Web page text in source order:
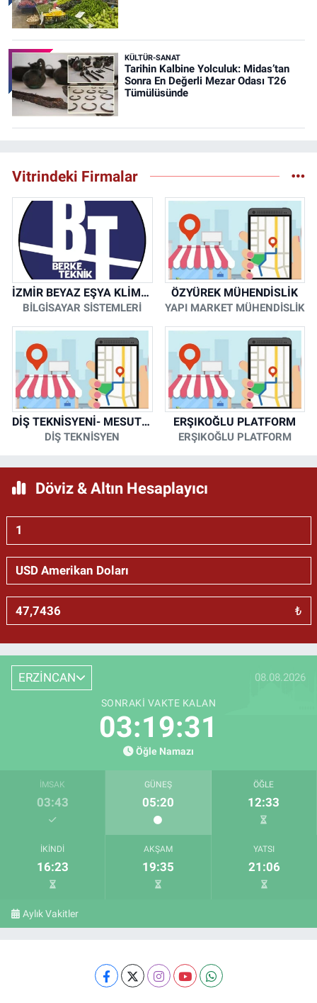
KÜLTÜR-SANAT
Tarihin Kalbine Yolculuk: Midas’tan
Sonra En Değerli Mezar Odası T26
Tümülüsünde
Vitrindeki Firmalar
İZMİR BEYAZ EŞYA KLİMA KOMBİ SERVİSİ
BİLGİSAYAR SİSTEMLERİ
ÖZYÜREK MÜHENDİSLİK
YAPI MARKET MÜHENDİSLİK
DİŞ TEKNİSYENİ- MESUT KORKMAZ
DİŞ TEKNİSYEN
ERŞIKOĞLU PLATFORM
ERŞIKOĞLU PLATFORM
Döviz & Altın Hesaplayıcı
₺
ERZİNCAN 08.08.2026
SONRAKI VAKTE KALAN
03:19:30
Öğle Namazı
İMSAK
03:43
GÜNEŞ
05:20
ÖĞLE
12:33
İKINDI
16:23
AKŞAM
19:35
YATSI
21:06
Aylık Vakitler